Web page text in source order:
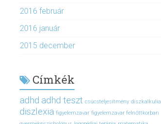
2016 február
2016 január
2015 december
Címkék
adhd adhd teszt csúcsteljesítmény diszkalkulia
diszlexia figyelemzavar figyelemzavar felnőttkorban